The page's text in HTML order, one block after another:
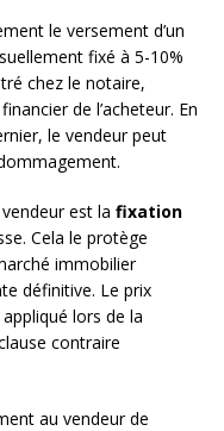
le versement d’un
fixé à 5-10%
chez le notaire,
de l’acheteur. En
le vendeur peut
est la fixation
Cela le protège
immobilier
définitive. Le prix
lors de la
contraire
au vendeur de